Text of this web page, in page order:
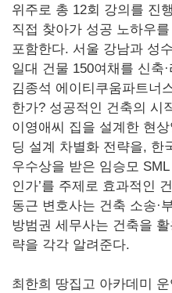
위주로 총 12회 강의를 진
직접 찾아가 성공 노하우
포함한다. 서울 강남과 성
일대 건물 150여채를 신축
김종석 에이티쿠움파트너
한가? 성공적인 건축의 시
이영애씨 집을 설계한 현
딩 설계 차별화 전략을, 한
우수상을 받은 임승모
인가’를 주제로 효과적인
동근 변호사는 건축 소송·
방범권 세무사는 건축을
략을 각각 알려준다.
최한희 땅집고 아카데미